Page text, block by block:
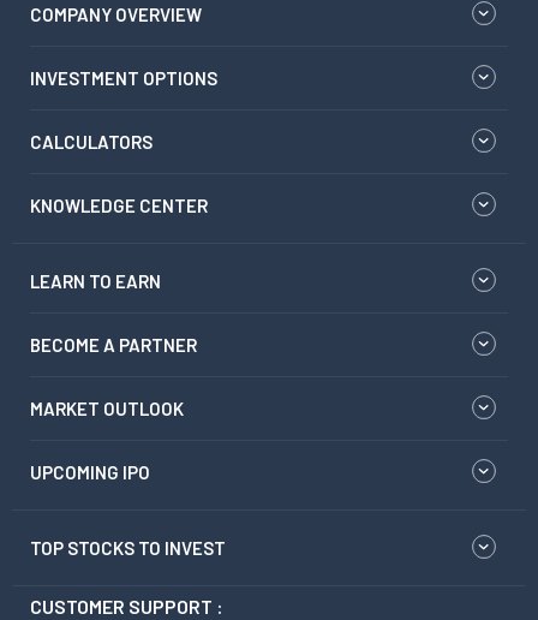
COMPANY OVERVIEW
INVESTMENT OPTIONS
CALCULATORS
KNOWLEDGE CENTER
LEARN TO EARN
BECOME A PARTNER
MARKET OUTLOOK
UPCOMING IPO
TOP STOCKS TO INVEST
CUSTOMER SUPPORT :